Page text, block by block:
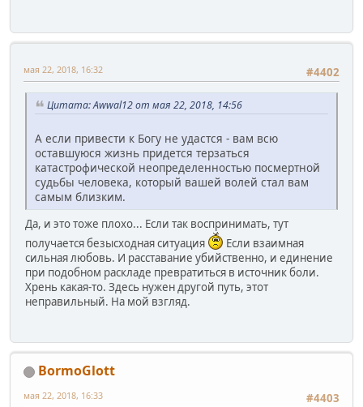
#4402
мая 22, 2018, 16:32
Цитата: Awwal12 от мая 22, 2018, 14:56
А если привести к Богу не удастся - вам всю
оставшуюся жизнь придется терзаться
катастрофической неопределенностью посмертной
судьбы человека, который вашей волей стал вам
самым близким.
Да, и это тоже плохо... Если так воспринимать, тут
получается безысходная ситуация
Если взаимная
сильная любовь. И расставание убийственно, и единение
при подобном раскладе превратиться в источник боли.
Хрень какая-то. Здесь нужен другой путь, этот
неправильный. На мой взгляд.
BormoGlott
#4403
мая 22, 2018, 16:33